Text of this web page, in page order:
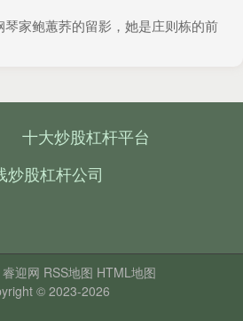
家鲍蕙荞的留影，她是庄则栋的前
十大炒股杠杆平台
炒股杠杆公司
睿迎网 RSS地图 HTML地图
© 2023-2026